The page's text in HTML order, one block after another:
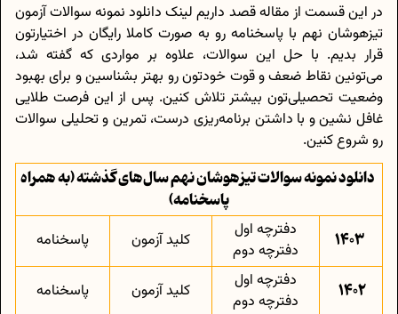
در این قسمت از مقاله قصد داریم لینک دانلود نمونه سوالات آزمون
تیزهوشان نهم با پاسخنامه رو به صورت کاملا رایگان در اختیارتون
قرار بدیم. با حل این سوالات، علاوه بر مواردی که گفته شد،
می‌تونین نقاط ضعف و قوت خودتون رو بهتر بشناسین و برای بهبود
وضعیت تحصیلی‌تون بیشتر تلاش کنین. پس از این فرصت طلایی
غافل نشین و با داشتن برنامه‌ریزی درست، تمرین و تحلیلی سوالات
رو شروع کنین.
دانلود نمونه سوالات تیزهوشان نهم سال‌های گذشته (به همراه
پاسخنامه)
1403
دفترچه اول
دفترچه دوم
کلید آزمون پاسخنامه
1402
دفترچه اول
دفترچه دوم
کلید آزمون پاسخنامه